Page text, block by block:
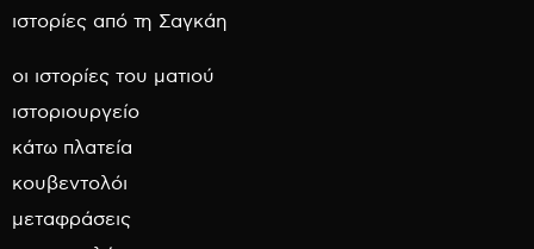
ιστορίες από τη Σαγκάη
οι ιστορίες του ματιού
ιστοριουργείο
κάτω πλατεία
κουβεντολόι
μεταφράσεις